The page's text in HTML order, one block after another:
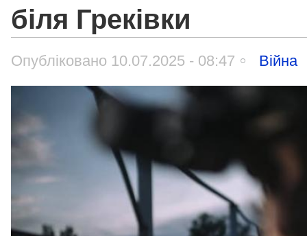
біля Греківки
Опубліковано 10.07.2025 - 08:47 Війна